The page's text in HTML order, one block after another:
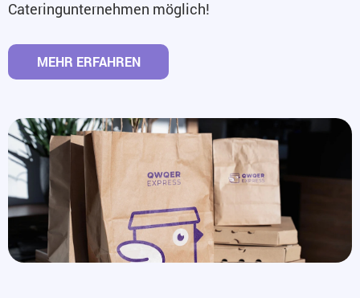
Cateringunternehmen möglich!
MEHR ERFAHREN